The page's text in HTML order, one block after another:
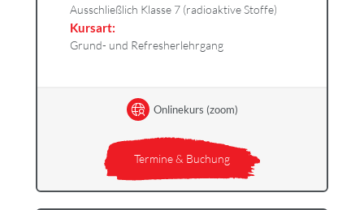
Ausschließlich Klasse 7 (radioaktive Stoffe)
Kursart:
Grund- und Refresherlehrgang
Termine & Buchung
Onlinekurs (zoom)